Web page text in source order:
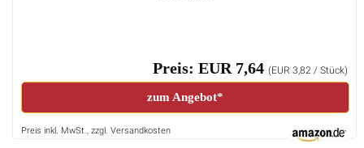
Preis: EUR 7,64(EUR 3,82 / Stück)
zum Angebot*
Preis inkl. MwSt., zzgl. Versandkosten